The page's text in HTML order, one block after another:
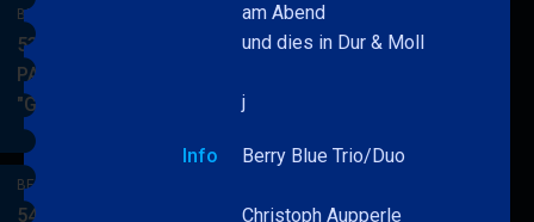
BERRY BLUE & BAND
53. JAZZ Matinee in den
PARKSIDE STUDIOS
"Gypsy Jazz"
&
BERRY BLUE & BAND
54. JAZZ Matinee in den
am Abend
und dies in Dur & Moll
j
Info Berry Blue Trio/Duo
Christoph Aupperle